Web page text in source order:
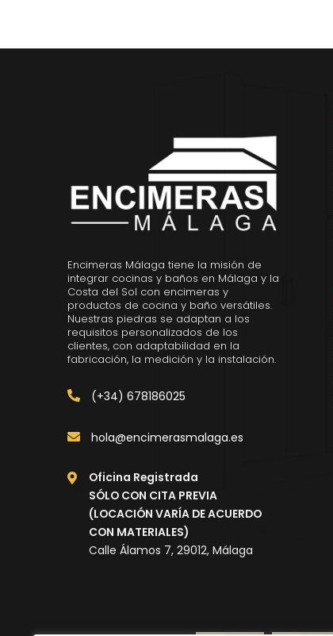
Encimeras Málaga tiene la misión de
integrar cocinas y baños en Málaga y la
Costa del Sol con encimeras y
productos de cocina y baño versátiles.
Nuestras piedras se adaptan a los
requisitos personalizados de los
clientes, con adaptabilidad en la
fabricación, la medición y la instalación.
(+34) 678186025
hola@encimerasmalaga.es
Oficina Registrada
SÓLO CON CITA PREVIA
(LOCACIÓN VARÍA DE ACUERDO
CON MATERIALES)
Calle Álamos 7, 29012, Málaga